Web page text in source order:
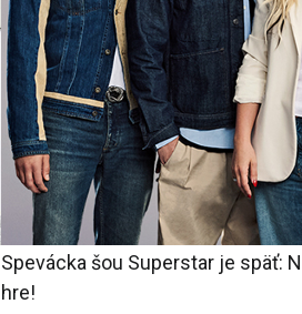
Spevácka šou Superstar je späť:
hre!